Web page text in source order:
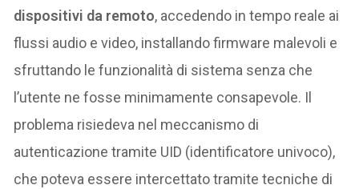
dispositivi da remoto, accedendo in tempo reale ai
flussi audio e video, installando firmware malevoli e
sfruttando le funzionalità di sistema senza che
l’utente ne fosse minimamente consapevole. Il
problema risiedeva nel meccanismo di
autenticazione tramite UID (identificatore univoco),
che poteva essere intercettato tramite tecniche di